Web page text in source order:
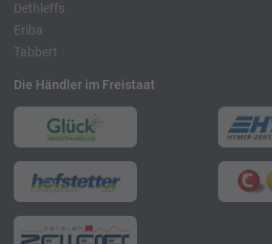
Dethleffs
Eriba
Tabbert
Die Händler im Freistaat